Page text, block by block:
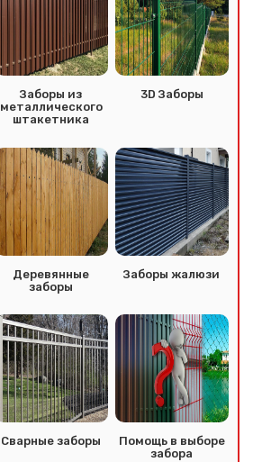
Заборы из
металлического
штакетника
3D Заборы
Деревянные
заборы
Заборы жалюзи
Сварные заборы
Помощь в выборе
забора